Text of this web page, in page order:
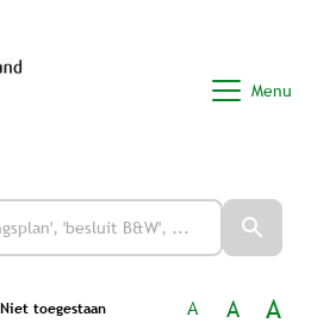
Menu
Niet toegestaan A A A